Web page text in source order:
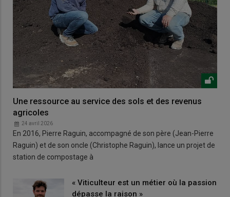
Une ressource au service des sols et des revenus
agricoles
24 avril 2026
En 2016, Pierre Raguin, accompagné de son père (Jean-Pierre
Raguin) et de son oncle (Christophe Raguin), lance un projet de
station de compostage à
« Viticulteur est un métier où la passion
dépasse la raison »